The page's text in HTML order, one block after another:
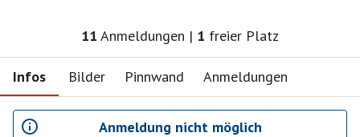
11 Anmeldungen | 1 freier Platz
Infos Bilder Pinnwand Anmeldungen
Anmeldung nicht möglich